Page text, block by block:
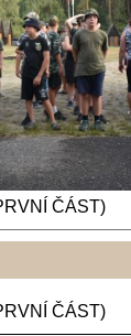
ČÁST)
ČÁST)